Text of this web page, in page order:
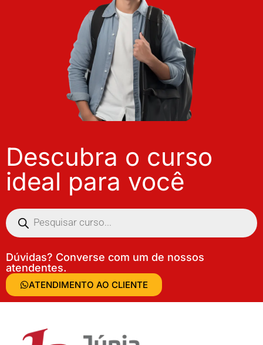
Descubra o curso
ideal para você
Dúvidas? Converse com um de nossos
atendentes.
ATENDIMENTO AO CLIENTE